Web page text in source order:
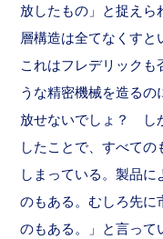
放したもの」と捉え
層構造は全てなくすと
これはフレデリック
うな精密機械を造る
放せないでしょ？ し
したことで、すべて
しまっている。製品
のもある。むしろ先に
のもある。」と言って